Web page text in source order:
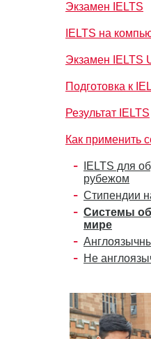
Экзамен IELTS
IELTS на
Экзамен IELTS
Подготовка к
Результат IELTS
Как применить
IELTS для
рубежом
Стипендии
Системы
мире
Не